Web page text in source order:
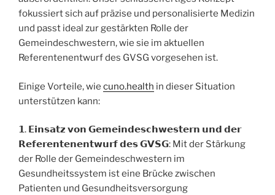
fokussiert sich auf präzise und personalisierte Medizin
und passt ideal zur gestärkten Rolle der
Gemeindeschwestern, wie sie im aktuellen
Referentenentwurf des GVSG vorgesehen ist.
Einige Vorteile, wie cuno.health in dieser Situation
unterstützen kann:
𝟭. 𝗘𝗶𝗻𝘀𝗮𝘁𝘇 𝘃𝗼𝗻 𝗚𝗲𝗺𝗲𝗶𝗻𝗱𝗲𝘀𝗰𝗵𝘄𝗲𝘀𝘁𝗲𝗿𝗻 𝘂𝗻𝗱 𝗱𝗲𝗿
𝗥𝗲𝗳𝗲𝗿𝗲𝗻𝘁𝗲𝗻𝗲𝗻𝘁𝘄𝘂𝗿𝗳 𝗱𝗲𝘀 𝗚𝗩𝗦𝗚: Mit der Stärkung
der Rolle der Gemeindeschwestern im
Gesundheitssystem ist eine Brücke zwischen
Patienten und Gesundheitsversorgung